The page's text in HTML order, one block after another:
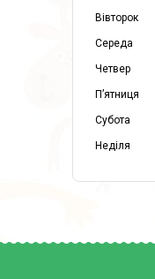
Вівторок
Середа
Четвер
Пʼятниця
Субота
Неділя